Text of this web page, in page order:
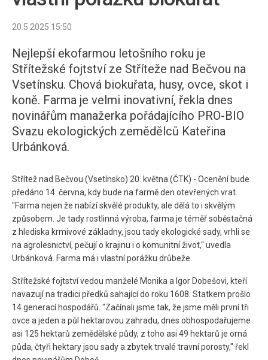
20.5.2025 15:50
Nejlepší ekofarmou letošního roku je
Střítežské fojtství ze Stříteže nad Bečvou na
Vsetínsku. Chová biokuřata, husy, ovce, skot i
koně. Farma je velmi inovativní, řekla dnes
novinářům manažerka pořádajícího PRO-BIO
Svazu ekologických zemědělců Kateřina
Urbánková.
Střítež nad Bečvou (Vsetínsko) 20. května (ČTK) - Ocenění bude
předáno 14. června, kdy bude na farmě den otevřených vrat.
"Farma nejen že nabízí skvělé produkty, ale dělá to i skvělým
způsobem. Je tady rostlinná výroba, farma je téměř soběstačná
z hlediska krmivové základny, jsou tady ekologické sady, vrhli se
na agrolesnictví, pečují o krajinu i o komunitní život," uvedla
Urbánková. Farma má i vlastní porážku drůbeže.
Střítežské fojtství vedou manželé Monika a Igor Dobešovi, kteří
navazují na tradici předků sahající do roku 1608. Statkem prošlo
14 generací hospodářů. "Začínali jsme tak, že jsme měli první tři
ovce a jeden a půl hektarovou zahradu, dnes obhospodařujeme
asi 125 hektarů zemědělské půdy, z toho asi 49 hektarů je orná
půda, čtyři hektary jsou sady a zbytek trvalé travní porosty," řekl